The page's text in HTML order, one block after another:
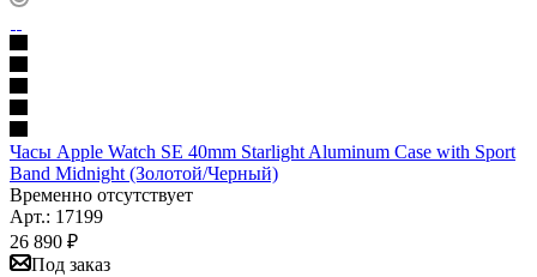
Часы Apple Watch SE 40mm Starlight Aluminum Case with Sport
Band Midnight (Золотой/Черный)
Временно отсутствует
Арт.: 17199
26 890 ₽
Под заказ